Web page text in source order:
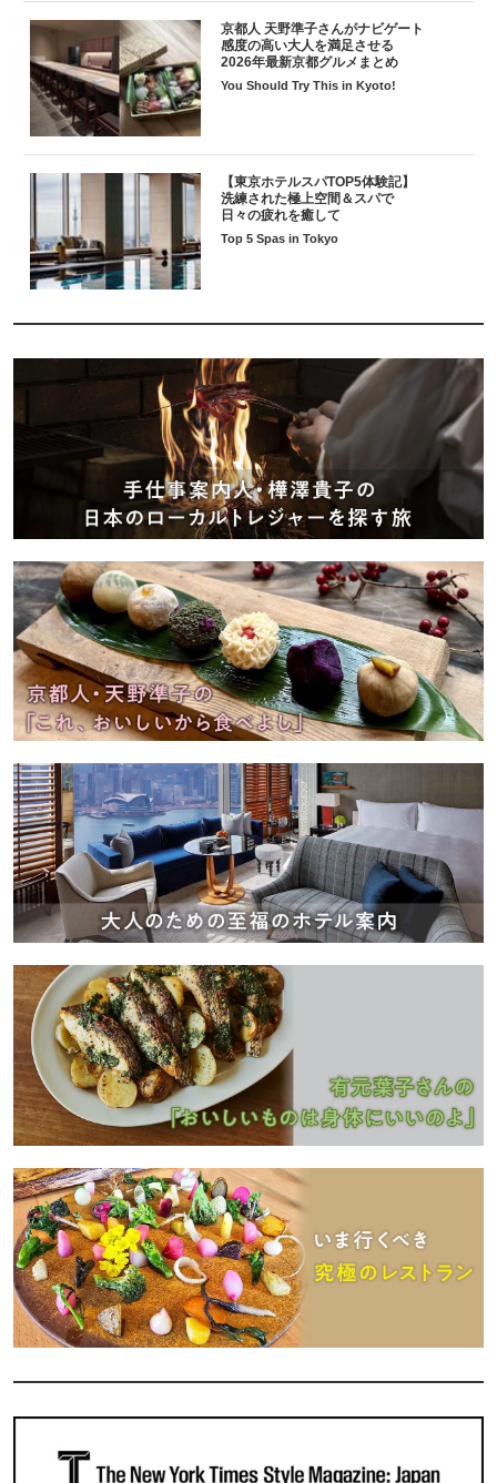
京都人 天野準子さんがナビゲート
感度の高い大人を満足させる
2026年最新京都グルメまとめ
You Should Try This in Kyoto!
【東京ホテルスパTOP5体験記】
洗練された極上空間＆スパで
日々の疲れを癒して
Top 5 Spas in Tokyo